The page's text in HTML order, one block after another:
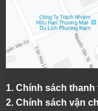
1. Chính sách thanh
2. Chính sách vận